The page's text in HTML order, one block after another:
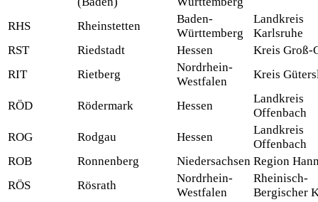
RHS Rheinstetten
Baden-
Württemberg
Landkreis
Karlsruhe
RST
Riedstadt Hessen
Kreis Groß-
RIT
Rietberg
Nordrhein-
Westfalen
Kreis
RÖD Rödermark Hessen
Landkreis
Offenbach
ROG
Rodgau Hessen
Landkreis
Offenbach
ROB
Ronnenberg Niedersachsen Region
RÖS
Rösrath
Nordrhein-
Westfalen
Rheinisch-
Bergischer